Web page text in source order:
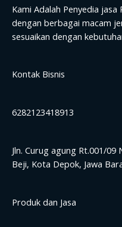
Kami Adalah Penyedia
dengan berbagai macam
sesuaikan dengan
Kontak Bisnis
6282123418913
Jln. Curug agung Rt.001/
Beji, Kota Depok, Jawa
Produk dan Jasa